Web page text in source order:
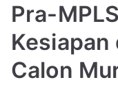
Pra-
Calon